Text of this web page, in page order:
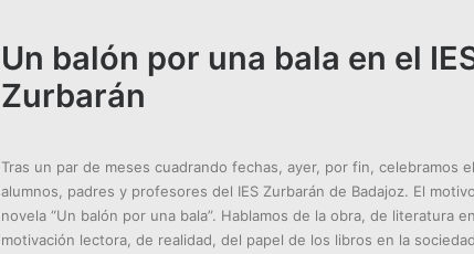
Un balón por una bala en el
Zurbarán
Tras un par de meses cuadrando fechas, ayer, por fin, celebramos
alumnos, padres y profesores del IES Zurbarán de Badajoz. El
novela “Un balón por una bala”. Hablamos de la obra, de literatura
motivación lectora, de realidad, del papel de los libros en la